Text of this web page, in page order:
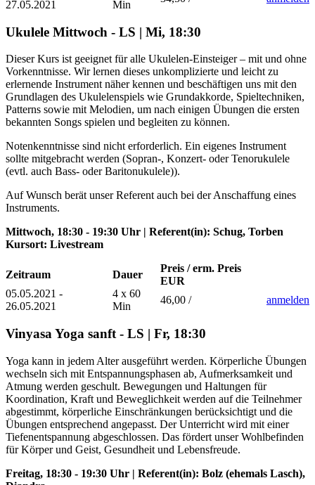
27.05.2021
Min
Ukulele Mittwoch - LS | Mi, 18:30
Dieser Kurs ist geeignet für alle Ukulelen-Einsteiger – mit und ohne
Vorkenntnisse. Wir lernen dieses unkomplizierte und leicht zu
erlernende Instrument näher kennen und beschäftigen uns mit den
Grundlagen des Ukulelenspiels wie Grundakkorde, Spieltechniken,
Patterns sowie mit Melodien, um nach einigen Übungen die ersten
bekannten Songs spielen und begleiten zu können.
Notenkenntnisse sind nicht erforderlich. Ein eigenes Instrument
sollte mitgebracht werden (Sopran-, Konzert- oder Tenorukulele
(evtl. auch Bass- oder Baritonukulele)).
Auf Wunsch berät unser Referent auch bei der Anschaffung eines
Instruments.
Mittwoch, 18:30 - 19:30 Uhr | Referent(in): Schug, Torben
Kursort: Livestream
Zeitraum Dauer
Preis / erm. Preis
EUR
05.05.2021 -
26.05.2021
4 x 60
Min
46,00 / anmelden
Vinyasa Yoga sanft - LS | Fr, 18:30
Yoga kann in jedem Alter ausgeführt werden. Körperliche Übungen
wechseln sich mit Entspannungsphasen ab, Aufmerksamkeit und
Atmung werden geschult. Bewegungen und Haltungen für
Koordination, Kraft und Beweglichkeit werden auf die Teilnehmer
abgestimmt, körperliche Einschränkungen berücksichtigt und die
Übungen entsprechend angepasst. Der Unterricht wird mit einer
Tiefenentspannung abgeschlossen. Das fördert unser Wohlbefinden
für Körper und Geist, Gesundheit und Lebensfreude.
Freitag, 18:30 - 19:30 Uhr | Referent(in): Bolz (ehemals Lasch),